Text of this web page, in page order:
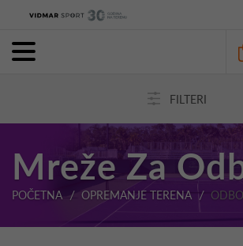
FILTERI
Mreže Za
POČETNA OPREMANJE TERENA